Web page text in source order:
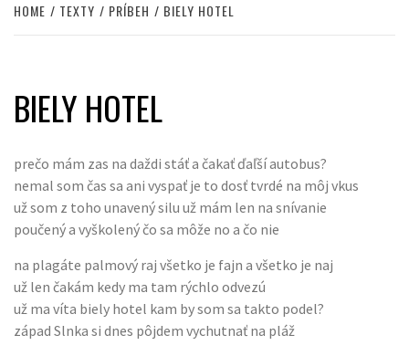
HOME TEXTY PRÍBEH BIELY HOTEL
BIELY HOTEL
prečo mám zas na daždi stáť a čakať ďaľší autobus?
nemal som čas sa ani vyspať je to dosť tvrdé na môj vkus
už som z toho unavený silu už mám len na snívanie
poučený a vyškolený čo sa môže no a čo nie
na plagáte palmový raj všetko je fajn a všetko je naj
už len čakám kedy ma tam rýchlo odvezú
už ma víta biely hotel kam by som sa takto podel?
západ Slnka si dnes pôjdem vychutnať na pláž